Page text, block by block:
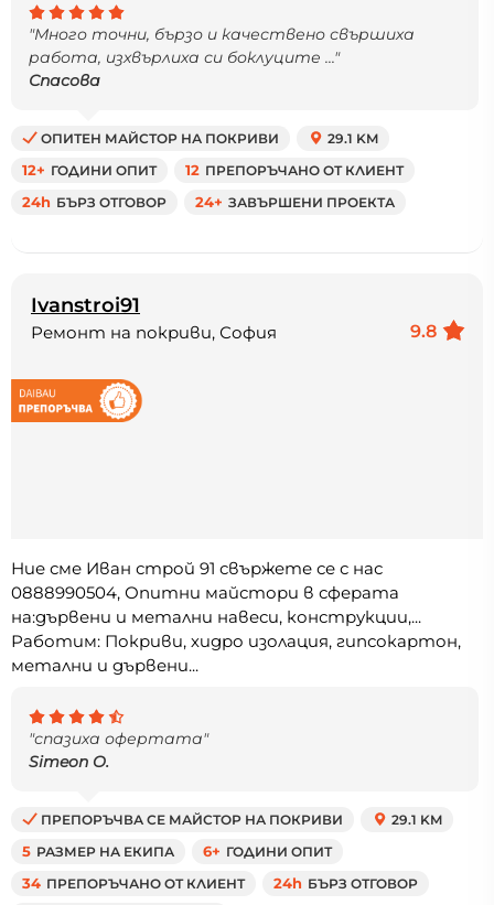
"Много точни, бързо и качествено свършиха
работа, изхвърлиха си боклуците ..."
Спасова
ОПИТЕН МАЙСТОР НА ПОКРИВИ
29.1 KM
12+ ГОДИНИ ОПИТ 12 ПРЕПОРЪЧАНО ОТ КЛИЕНТ
24h БЪРЗ ОТГОВОР 24+ ЗАВЪРШЕНИ ПРОЕКТА
Ivanstroi91
9.8
Ремонт на покриви, София
Ние сме Иван строй 91 свържете се с нас
0888990504, Опитни майстори в сферата
на:дървени и метални навеси, конструкции,...
Работим: Покриви, хидро изолация, гипсокартон,
метални и дървени...
"спазиха офертата"
Simeon O.
ПРЕПОРЪЧВА СЕ МАЙСТОР НА ПОКРИВИ
29.1 KM
5 РАЗМЕР НА ЕКИПА 6+ ГОДИНИ ОПИТ
34 ПРЕПОРЪЧАНО ОТ КЛИЕНТ 24h БЪРЗ ОТГОВОР